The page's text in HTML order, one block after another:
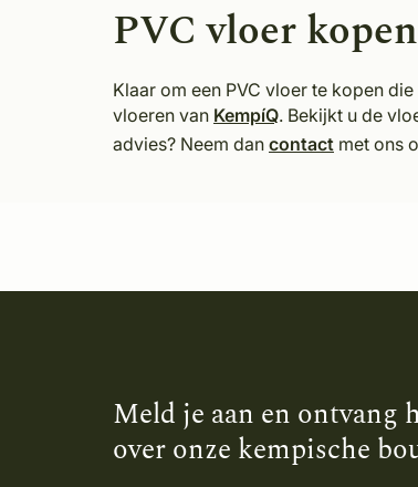
PVC vloer
Klaar om een PVC vloer te kopen
vloeren van KempíQ. Bekijkt u de
advies? Neem dan contact met ons
Meld je aan en ontvang
over onze kempische